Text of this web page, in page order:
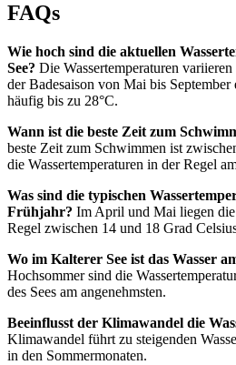
FAQs
Wie hoch sind die aktuellen
See? Die Wassertemperaturen
der Badesaison von Mai bis September
häufig bis zu 28°C.
Wann ist die beste Zeit zum
beste Zeit zum Schwimmen ist
die Wassertemperaturen in der Regel
Was sind die typischen
Frühjahr? Im April und Mai liegen die
Regel zwischen 14 und 18 Grad
Wo im Kalterer See ist das Wasser
Hochsommer sind die
des Sees am angenehmsten.
Beeinflusst der Klimawandel die
Klimawandel führt zu steigenden
in den Sommermonaten.